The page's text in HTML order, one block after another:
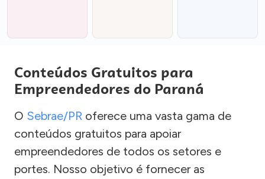
Conteúdos Gratuitos para
Empreendedores do Paraná
O Sebrae/PR oferece uma vasta gama de
conteúdos gratuitos para apoiar
empreendedores de todos os setores e
portes. Nosso objetivo é fornecer as